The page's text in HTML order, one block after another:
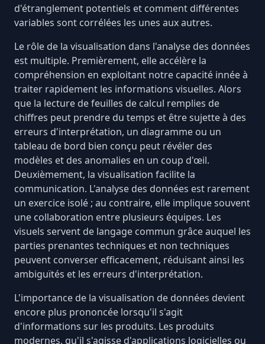
d'étranglement potentiels et comment différentes
variables sont corrélées les unes aux autres.
Le rôle de la visualisation dans l'analyse des données
est multiple. Premièrement, elle accélère la
compréhension en exploitant notre capacité innée à
traiter rapidement les informations visuelles. Alors
que la lecture de feuilles de calcul remplies de
chiffres peut prendre du temps et être sujette à des
erreurs d'interprétation, un diagramme ou un
tableau de bord bien conçu peut révéler des
modèles et des anomalies en un coup d'œil.
Deuxièmement, la visualisation facilite la
communication. L'analyse des données est rarement
un exercice isolé ; au contraire, elle implique souvent
une collaboration entre plusieurs équipes. Les
visuels servent de langage commun grâce auquel les
parties prenantes techniques et non techniques
peuvent converser efficacement, réduisant ainsi les
ambiguïtés et les erreurs d'interprétation.
L'importance de la visualisation de données devient
encore plus prononcée lorsqu'il s'agit
d'informations sur les produits. Les produits
modernes, qu'il s'agisse d'applications logicielles ou